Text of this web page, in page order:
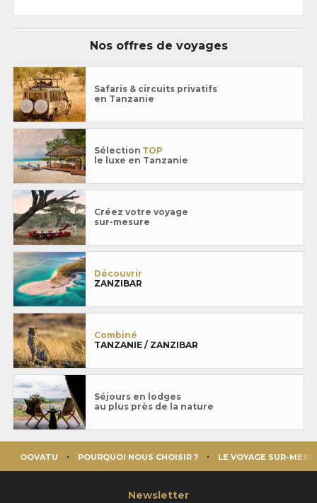
Nos offres de voyages
Safaris & circuits privatifs
en Tanzanie
Sélection TOP
le luxe en Tanzanie
Créez votre voyage
sur-mesure
Découvrir
ZANZIBAR
Combiné
TANZANIE / ZANZIBAR
Séjours en lodges
au plus près de la nature
OOVATU POURQUOI NOUS CHOISIR ? LE VOYAGE SUR-
Newsletter